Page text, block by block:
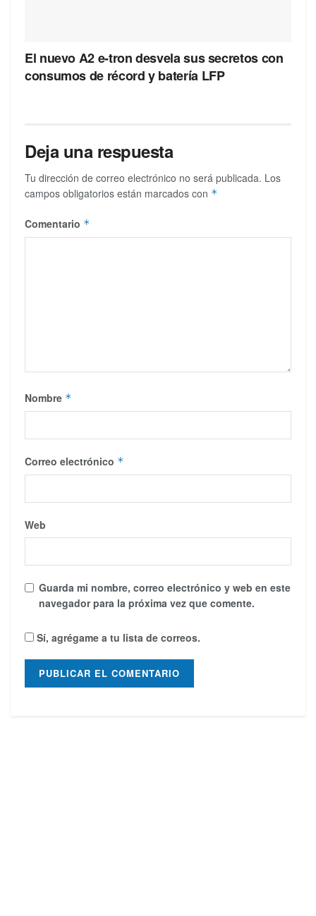
El nuevo A2 e-tron desvela sus secretos con
consumos de récord y batería LFP
Deja una respuesta
Tu dirección de correo electrónico no será publicada. Los
campos obligatorios están marcados con *
Comentario *
Nombre *
Correo electrónico *
Web
Guarda mi nombre, correo electrónico y web en este
navegador para la próxima vez que comente.
Sí, agrégame a tu lista de correos.